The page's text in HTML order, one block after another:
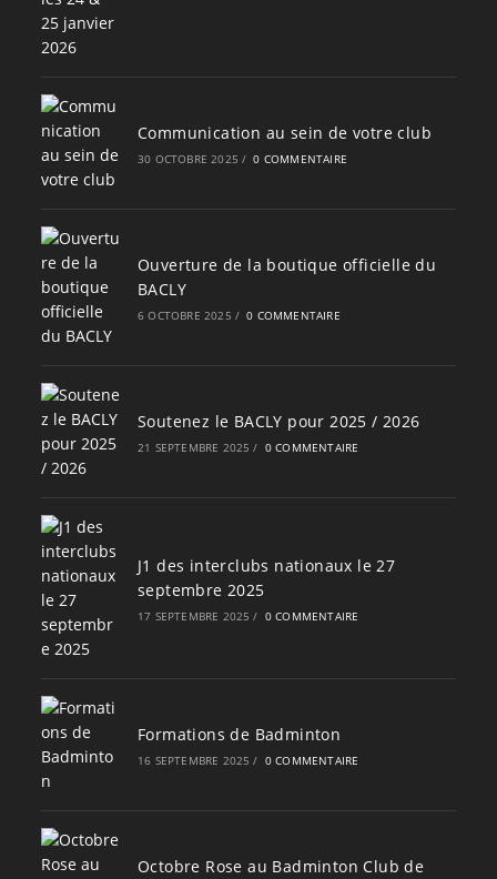
Communication au sein de votre club
30 OCTOBRE 2025 / 0 COMMENTAIRE
Ouverture de la boutique officielle du
BACLY
6 OCTOBRE 2025 / 0 COMMENTAIRE
Soutenez le BACLY pour 2025 / 2026
21 SEPTEMBRE 2025 / 0 COMMENTAIRE
J1 des interclubs nationaux le 27
septembre 2025
17 SEPTEMBRE 2025 / 0 COMMENTAIRE
Formations de Badminton
16 SEPTEMBRE 2025 / 0 COMMENTAIRE
Octobre Rose au Badminton Club de